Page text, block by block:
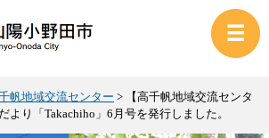
帆地域交流センター >
【高千帆地域交流センタ
より「Takachiho」6月号を発行しました。